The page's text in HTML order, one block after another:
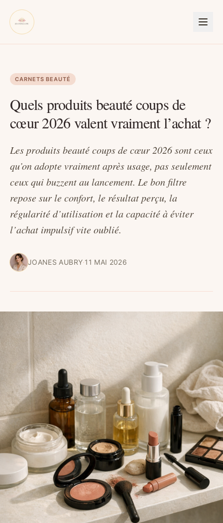
CARNETS BEAUTÉ
Quels produits beauté coups de
cœur 2026 valent vraiment l’achat ?
Les produits beauté coups de cœur 2026 sont ceux
qu’on adopte vraiment après usage, pas seulement
ceux qui buzzent au lancement. Le bon filtre
repose sur le confort, le résultat perçu, la
régularité d’utilisation et la capacité à éviter
l’achat impulsif vite oublié.
JOANES AUBRY·11 MAI 2026